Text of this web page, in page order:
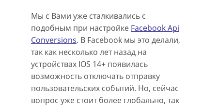
Мы с Вами уже сталкивались с
подобным при настройке Facebook Api
Conversions. В Facebook мы это делали,
так как несколько лет назад на
устройствах IOS 14+ появилась
возможность отключать отправку
пользовательских событий. Но, сейчас
вопрос уже стоит более глобально, так